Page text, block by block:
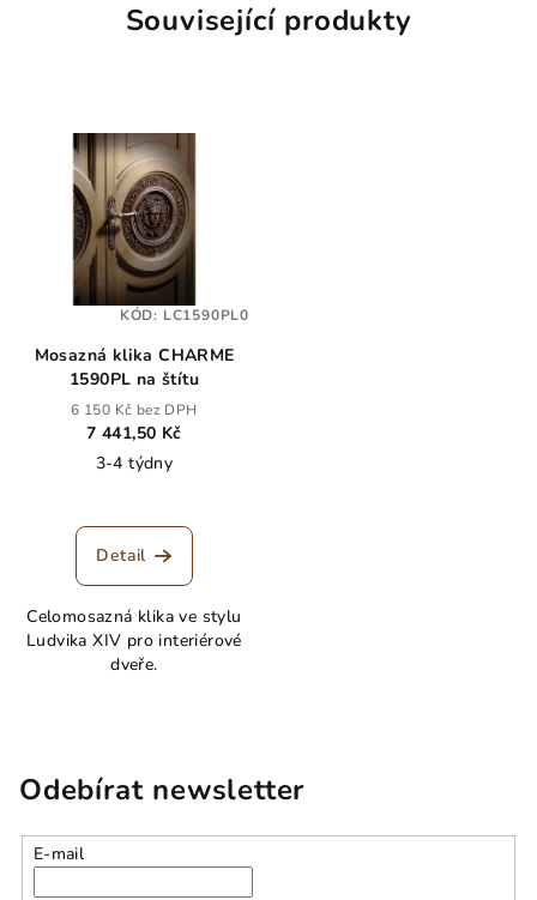
Související produkty
Mosazná klika CHARME
1590PL na štítu
6 150 Kč bez DPH
7 441,50 Kč
3-4 týdny
Detail
Celomosazná klika ve stylu
Ludvika XIV pro interiérové
dveře.
KÓD: LC1590PL0
Odebírat newsletter
E-mail